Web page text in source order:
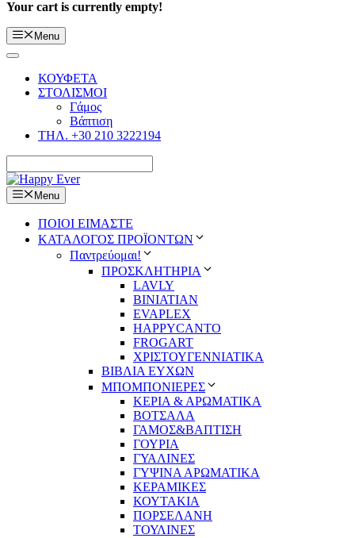
Your cart is currently empty!
Menu
ΚΟΥΦΕΤΑ
ΣΤΟΛΙΣΜΟΙ
Γάμος
Βάπτιση
ΤΗΛ. +30 210 3222194
Menu
ΠΟΙΟΙ ΕΙΜΑΣΤΕ
ΚΑΤΑΛΟΓΟΣ ΠΡΟΪΟΝΤΩΝ
Παντρεύομαι!
ΠΡΟΣΚΛΗΤΗΡΙΑ
LAVLY
BINIATIAN
EVAPLEX
HAPPYCANTO
FROGART
ΧΡΙΣΤΟΥΓΕΝΝΙΑΤΙΚΑ
ΒΙΒΛΙΑ ΕΥΧΩΝ
ΜΠΟΜΠΟΝΙΕΡΕΣ
ΚΕΡΙΑ & ΑΡΩΜΑΤΙΚΑ
ΒΟΤΣΑΛΑ
ΓΑΜΟΣ&ΒΑΠΤΙΣΗ
ΓΟΥΡΙΑ
ΓΥΑΛΙΝΕΣ
ΓΥΨΙΝΑ ΑΡΩΜΑΤΙΚΑ
ΚΕΡΑΜΙΚΕΣ
ΚΟΥΤΑΚΙΑ
ΠΟΡΣΕΛΑΝΗ
ΤΟΥΛΙΝΕΣ